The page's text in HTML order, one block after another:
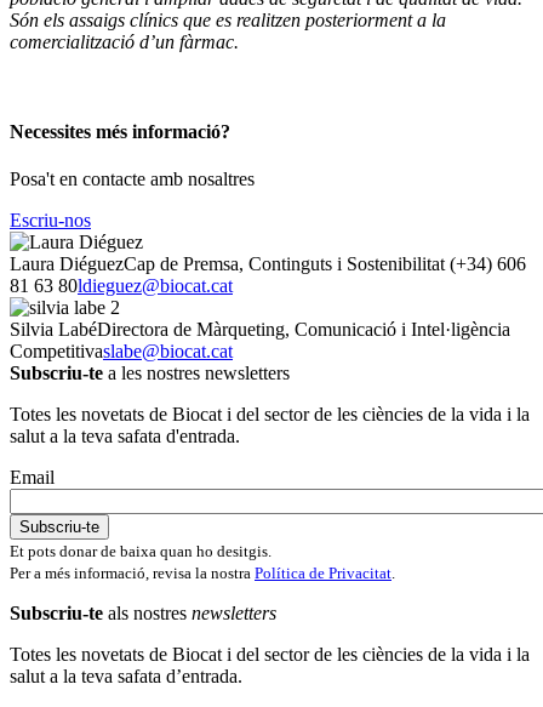
Són els assaigs clínics que es realitzen posteriorment a la
comercialització d’un fàrmac.
Necessites més informació?
Posa't en contacte amb nosaltres
Escriu-nos
Laura DiéguezCap de Premsa, Continguts i Sostenibilitat (+34) 606
81 63 80ldieguez@biocat.cat
Silvia LabéDirectora de Màrqueting, Comunicació i Intel·ligència
Competitivaslabe@biocat.cat
Subscriu-te a les nostres newsletters
Totes les novetats de Biocat i del sector de les ciències de la vida i la
salut a la teva safata d'entrada.
Email
Et pots donar de baixa quan ho desitgis.
Per a més informació, revisa la nostra Política de Privacitat
Subscriu-te als nostres newsletters
Totes les novetats de Biocat i del sector de les ciències de la vida i la
salut a la teva safata d’entrada.